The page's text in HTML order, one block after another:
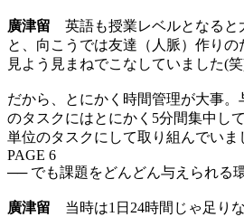
廣津留 英語も授業レベルとなると
と、向こうでは友達（人脈）作り
見よう見まねでこなしていました(笑)
だから、とにかく時間管理が大事
のタスクにはとにかく5分間集中し
単位のタスクにして取り組んでいま
PAGE 6
── でも課題をどんどん与えられる
廣津留 当時は1日24時間じゃ足り